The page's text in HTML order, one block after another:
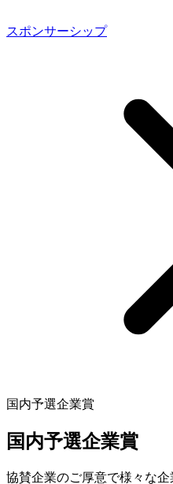
スポンサーシップ
国内予選企業賞
国内予選企業賞
協賛企業のご厚意で様々な